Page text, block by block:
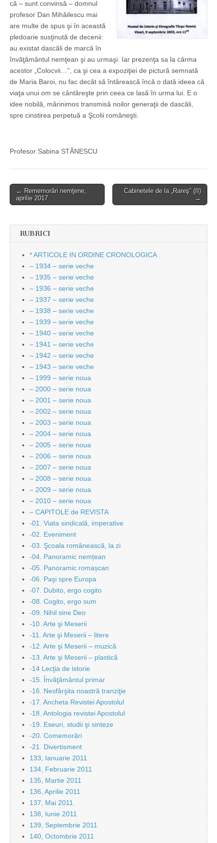
că – sunt convinsă – domnul
profesor Dan Mihăilescu mai
are multe de spus şi în această
pledoarie susţinută de decenii:
au existat dascăli de marcă în
învăţământul nemţean şi au urmaşi. Iar prezenţa sa la cârma
acestor „Colocvii…”, ca şi cea a expoziţiei de pictură semnată
de Maria Baroi, nu fac decât să întărească încă o dată ideea că
viaţa unui om se cântăreşte prin ceea ce lasă în urma lui. E o
idee nobilă, mărinimos transmisă noilor generaţii de dascăli,
spre cinstirea perpetuă a Şcolii româneşti.
Profesor Sabina STĂNESCU
Post
navigation
← Rememorări nemţene,
aprilie 2017
Cabinetele de la „Rareş” (II)
→
RUBRICI
* ARTICOLE IN ORDINE CRONOLOGICA
– 1934 – serie veche
– 1935 – serie veche
– 1936 – serie veche
– 1937 – serie veche
– 1938 – serie veche
– 1939 – serie veche
– 1940 – serie veche
– 1941 – serie veche
– 1942 – serie veche
– 1943 – serie veche
– 1999 – serie noua
– 2000 – serie noua
– 2001 – serie noua
– 2002 – serie noua
– 2003 – serie noua
– 2004 – serie noua
– 2005 – serie noua
– 2006 – serie noua
– 2007 – serie noua
– 2008 – serie noua
– 2009 – serie noua
– 2010 – serie noua
– CAPITOLE de REVISTA
-01. Viata sindicală, imperative
-02. Eveniment
-03. Şcoala românească, la zi
-04. Panoramic nemțean
-05. Panoramic romașcan
-06. Paşi spre Europa
-07. Dubito, ergo cogito
-08. Cogito, ergo sum
-09. Nihil sine Deo
-10. Arte şi Meserii
-11. Arte şi Meserii – litere
-12. Arte şi Meserii – muzică
-13. Arte şi Meserii – plastică
-14 Lecţia de istorie
-15. Învăţământul primar
-16. Nesfârşita noastră tranziţie
-17. Ancheta Revistei Apostolul
-18. Antologia revistei Apostolul
-19. Eseuri, studii şi sinteze
-20. Comemorări
-21. Divertisment
133, Ianuarie 2011
134, Februarie 2011
135, Martie 2011
136, Aprilie 2011
137, Mai 2011
138, Iunie 2011
139, Septembrie 2011
140, Octombrie 2011